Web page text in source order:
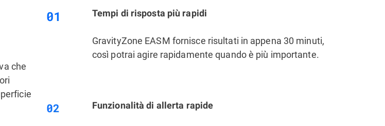
che
Tempi di risposta più rapidi
GravityZone EASM fornisce risultati in appena 30 minuti,
così potrai agire rapidamente quando è più importante.
Funzionalità di allerta rapide